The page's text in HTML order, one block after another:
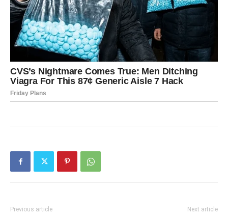
Previous article Next article